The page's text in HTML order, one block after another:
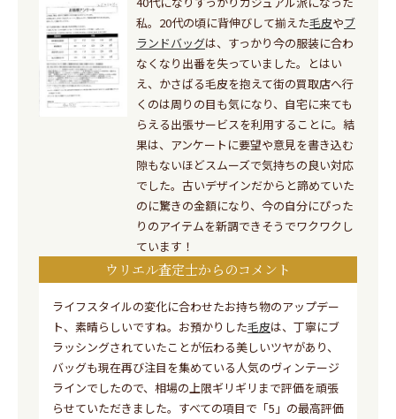
私。20代の頃に背伸びして揃えた毛皮やブ
ランドバッグは、すっかり今の服装に合わ
なくなり出番を失っていました。とはい
え、かさばる毛皮を抱えて街の買取店へ行
くのは周りの目も気になり、自宅に来ても
らえる出張サービスを利用することに。結
果は、アンケートに要望や意見を書き込む
隙もないほどスムーズで気持ちの良い対応
でした。古いデザインだからと諦めていた
のに驚きの金額になり、今の自分にぴった
りのアイテムを新調できそうでワクワクし
ています！
ウリエル査定士からのコメント
ライフスタイルの変化に合わせたお持ち物のアップデー
ト、素晴らしいですね。お預かりした毛皮は、丁寧にブ
ラッシングされていたことが伝わる美しいツヤがあり、
バッグも現在再び注目を集めている人気のヴィンテージ
ラインでしたので、相場の上限ギリギリまで評価を頑張
らせていただきました。すべての項目で「5」の最高評価